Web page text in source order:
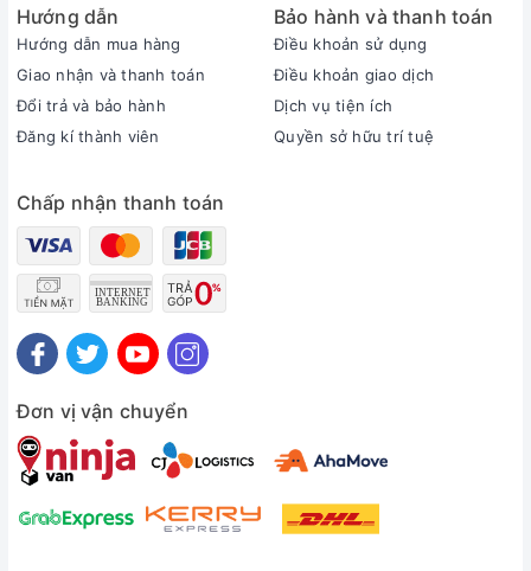
Hướng dẫn
Hướng dẫn mua hàng
Giao nhận và thanh toán
Đổi trả và bảo hành
Đăng kí thành viên
Bảo hành và thanh toán
Điều khoản sử dụng
Điều khoản giao dịch
Dịch vụ tiện ích
Quyền sở hữu trí tuệ
Chấp nhận thanh toán
Đơn vị vận chuyển